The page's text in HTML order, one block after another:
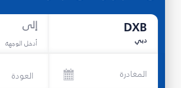
DXB
دبي
إلى
أدخل الوجهة
المغادرة العودة